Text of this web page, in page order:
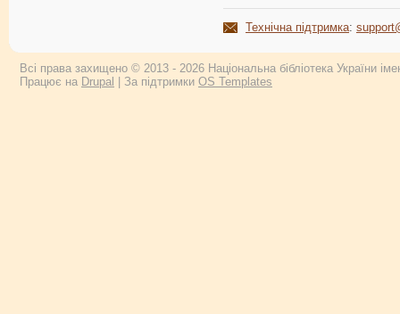
Технічна підтримка:
Всі права захищено © 2013 - 2026 Національна бібліотека України
Працює на Drupal | За підтримки OS Templates